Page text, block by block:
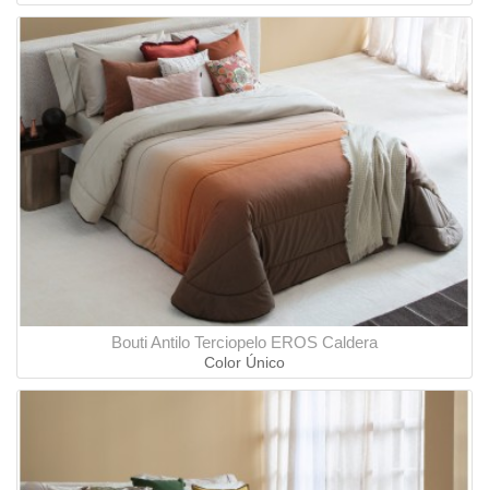
Bouti Antilo Terciopelo EROS Caldera
Color Único